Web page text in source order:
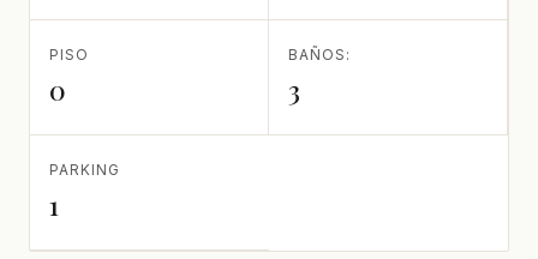
PISO
0
BAÑOS:
3
PARKING
1